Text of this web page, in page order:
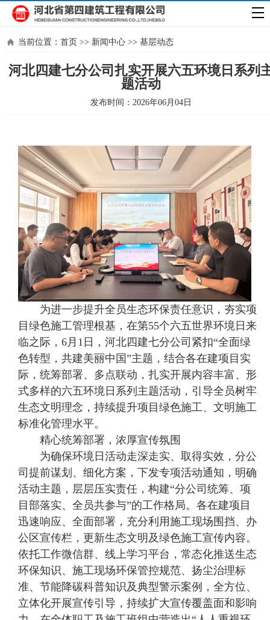
当前位置： 首页 >> 新闻中心 >> 基层动态
河北四建七分公司扎实开展六五环境日系列
题活动
发布时间：2026年06月04日
为进一步提升全员生态环保责任意识，夯实项
目绿色施工管理根基，在第55个六五世界环境日来
临之际，6月1日，河北四建七分公司紧扣“全面绿
色转型，共建美丽中国”主题，结合各在建项目实
际，统筹部署、多点联动，扎实开展内容丰富、形
式多样的六五环境日系列主题活动，引导全员树牢
生态文明理念，持续提升项目绿色施工、文明施工
标准化管理水平。
精心统筹部署，浓厚宣传氛围
为确保环境日活动走深走实、取得实效，分公
司提前谋划、细化方案，下发专项活动通知，明确
活动主题，层层压实责任，构建“分公司统筹、项
目部落实、全员共参与”的工作格局。各在建项目
迅速响应、全面部署，充分利用施工现场围挡、办
公区宣传栏，更新生态文明及绿色施工宣传内容。
依托工作微信群、线上学习平台，常态化推送生态
环保知识、施工现场环保管控规范、扬尘治理标
准、节能降碳科普知识及典型警示案例，全方位、
立体化开展宣传引导，持续扩大宣传覆盖面和影响